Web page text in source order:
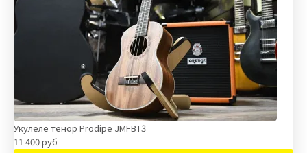
Укулеле тенор Prodipe JMFBT3
11 400 руб